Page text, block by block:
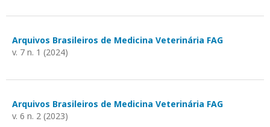
Arquivos Brasileiros de Medicina Veterinária FAG
v. 7 n. 1 (2024)
Arquivos Brasileiros de Medicina Veterinária FAG
v. 6 n. 2 (2023)